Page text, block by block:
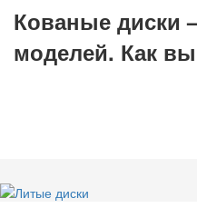
Кованые диски
моделей. Как